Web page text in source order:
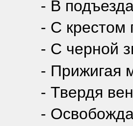
- В
- С крестом
- С черной
- Прижигая
- Твердя
-